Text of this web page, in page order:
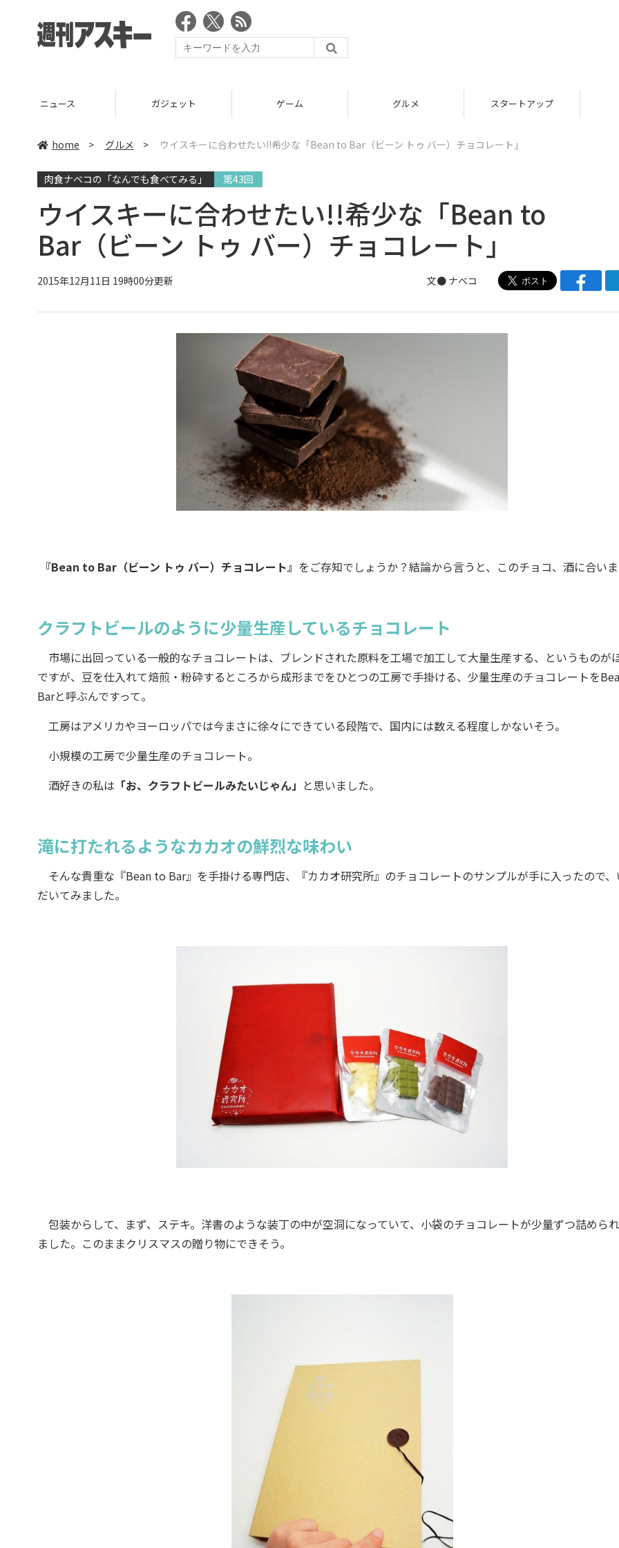
ニュース ガジェット ゲーム グルメ スタートアップ
home > グルメ > ウイスキーに合わせたい!!希少な「Bean to Bar（ビーン トゥ バー）チョコレート」
肉食ナベコの「なんでも食べてみる」 第43回
ウイスキーに合わせたい!!希少な「Bean to
Bar（ビーン トゥ バー）チョコレート」
2015年12月11日 19時00分更新 文● ナベコ
『Bean to Bar（ビーン トゥ バー）チョコレート』 をご存知でしょうか？結論から言うと、このチョコ、酒に合い
クラフトビールのように少量生産しているチョコレート
市場に出回っている一般的なチョコレートは、ブレンドされた原料を工場で加工して大量生産する、というものが
ですが、豆を仕入れて焙煎・粉砕するところから成形までをひとつの工房で手掛ける、少量生産のチョコレートを
Barと呼ぶんですって。
工房はアメリカやヨーロッパでは今まさに徐々にできている段階で、国内には数える程度しかないそう。
小規模の工房で少量生産のチョコレート。
酒好きの私は 「お、クラフトビールみたいじゃん」 と思いました。
滝に打たれるようなカカオの鮮烈な味わい
そんな貴重な『Bean to Bar』を手掛ける専門店、『カカオ研究所』のチョコレートのサンプルが手に入ったので
だいてみました。
包装からして、まず、ステキ。洋書のような装丁の中が空洞になっていて、小袋のチョコレートが少量ずつ詰めら
ました。このままクリスマスの贈り物にできそう。